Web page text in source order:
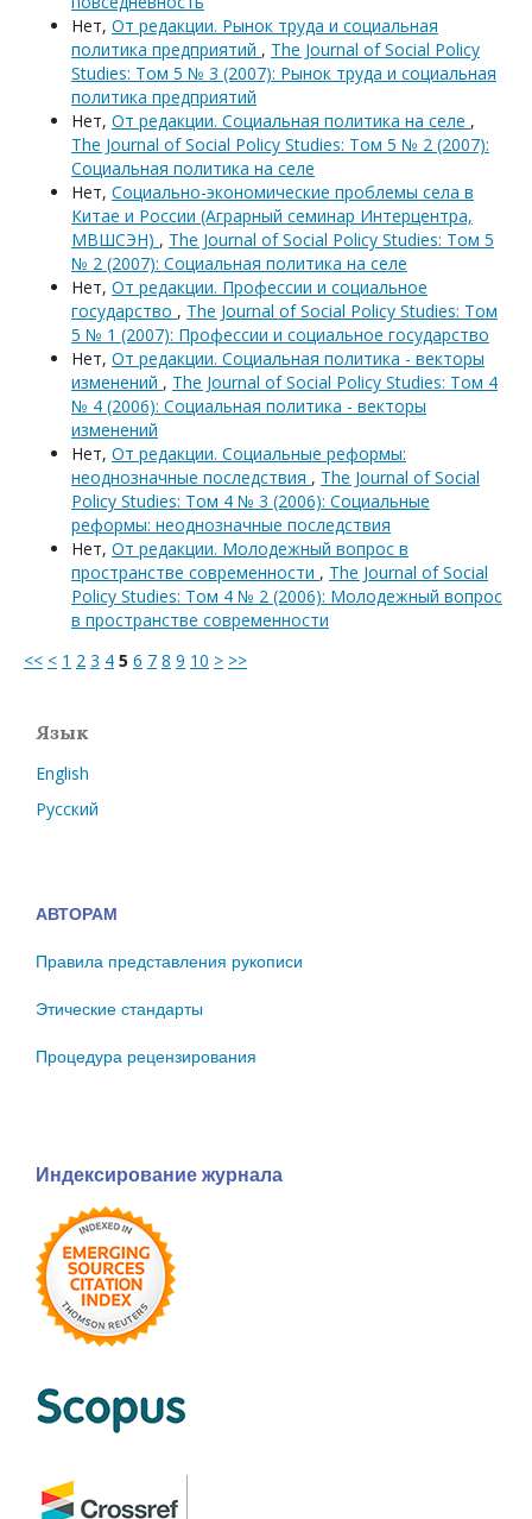
Нет, От редакции. Рынок труда и социальная
политика предприятий , The Journal of Social Policy
Studies: Том 5 № 3 (2007): Рынок труда и социальная
политика предприятий
Нет, От редакции. Социальная политика на селе ,
The Journal of Social Policy Studies: Том 5 № 2 (2007):
Социальная политика на селе
Нет, Социально-экономические проблемы села в
Китае и России (Аграрный семинар Интерцентра,
МВШСЭН) , The Journal of Social Policy Studies: Том 5
№ 2 (2007): Социальная политика на селе
Нет, От редакции. Профессии и социальное
государство , The Journal of Social Policy Studies: Том
5 № 1 (2007): Профессии и социальное государство
Нет, От редакции. Социальная политика - векторы
изменений , The Journal of Social Policy Studies: Том 4
№ 4 (2006): Социальная политика - векторы
изменений
Нет, От редакции. Социальные реформы:
неоднозначные последствия , The Journal of Social
Policy Studies: Том 4 № 3 (2006): Социальные
реформы: неоднозначные последствия
Нет, От редакции. Молодежный вопрос в
пространстве современности , The Journal of Social
Policy Studies: Том 4 № 2 (2006): Молодежный вопрос
в пространстве современности
<< < 1 2 3 4 5 6 7 8 9 10 > >>
Язык
English
Русский
АВТОРАМ
Правила представления рукописи
Этические стандарты
Процедура рецензирования
Индексирование журнала